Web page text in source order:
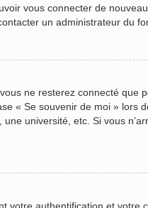
vous connecter de
un administrateur du
ne resterez connecté que
« Se souvenir de moi » lors
université, etc. Si vous
votre authentification et